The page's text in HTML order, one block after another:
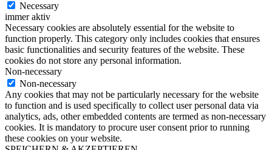
Necessary
immer aktiv
Necessary cookies are absolutely essential for the website to
function properly. This category only includes cookies that ensures
basic functionalities and security features of the website. These
cookies do not store any personal information.
Non-necessary
Non-necessary
Any cookies that may not be particularly necessary for the website
to function and is used specifically to collect user personal data via
analytics, ads, other embedded contents are termed as non-necessary
cookies. It is mandatory to procure user consent prior to running
these cookies on your website.